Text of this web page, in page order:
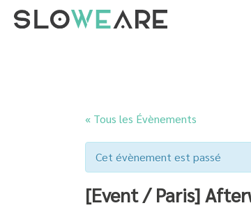
« Tous les Évènements
Cet évènement est passé
[Event / Paris]